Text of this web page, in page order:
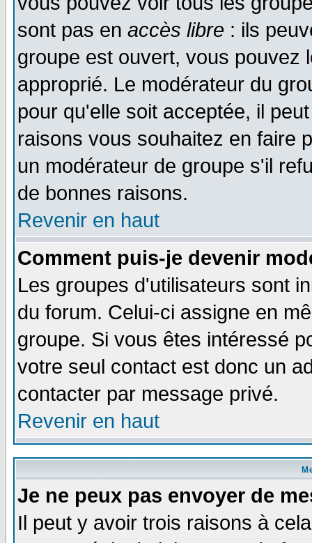
sont pas en accès libre : ils
groupe est ouvert, vous pouvez
approprié. Le modérateur du
pour qu'elle soit acceptée, il
raisons vous souhaitez en faire
un modérateur de groupe s'il
de bonnes raisons.
Revenir en haut
Comment puis-je devenir
Les groupes d'utilisateurs sont
du forum. Celui-ci assigne en
groupe. Si vous êtes intéressé
votre seul contact est donc un
contacter par message privé.
Revenir en haut
Je ne peux pas envoyer de
Il peut y avoir trois raisons à